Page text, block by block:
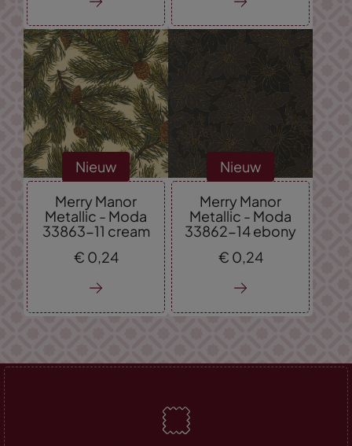
Nieuw
Merry Manor
Metallic - Moda
33863-11 cream
€ 0, 24
Nieuw
Merry Manor
Metallic - Moda
33862-14 ebony
€ 0, 24